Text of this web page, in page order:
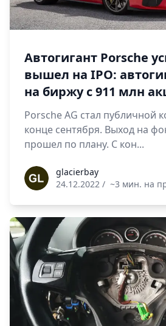
Автогигант Porsche
вышел на IPO:
на биржу с 911 млн
Porsche AG стал публичной
конце сентября. Выход на
прошел по плану. С кон...
glacierbayglacierbay
24.12.2022 / ~3 мин. на